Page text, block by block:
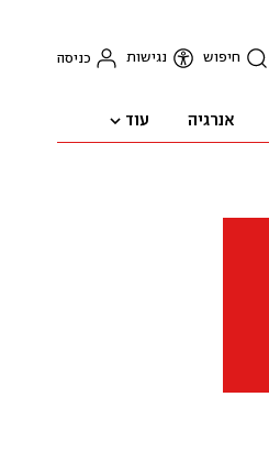
חיפוש נגישות כניסה
אנרגיה עוד